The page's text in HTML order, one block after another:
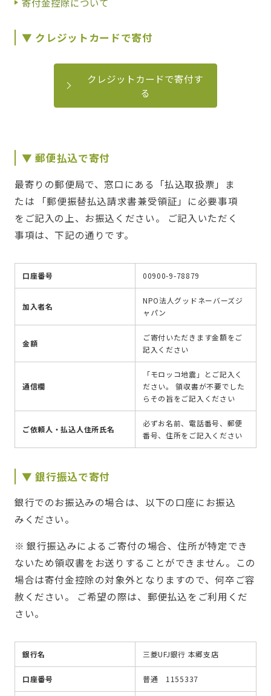
▼ クレジットカードで寄付
クレジットカードで寄付す
る
▼ 郵便払込で寄付
最寄りの郵便局で、窓口にある「払込取扱票」ま
たは 「郵便振替払込請求書兼受領証」に必要事項
をご記入の上、お振込ください。 ご記入いただく
事項は、下記の通りです。
口座番号 00900-9-78879
加入者名
NPO法人グッドネーバーズジ
ャパン
金額
ご寄付いただきます金額をご
記入ください
通信欄
「モロッコ地震」とご記入く
ださい。 領収書が不要でした
らその旨をご記入ください
ご依頼人・払込人住所氏名
必ずお名前、電話番号、郵便
番号、住所をご記入ください
▼ 銀行振込で寄付
銀行でのお振込みの場合は、以下の口座にお振込
みください。
※ 銀行振込みによるご寄付の場合、住所が特定でき
ないため領収書をお送りすることができません。この
場合は寄付金控除の対象外となりますので、何卒ご容
赦ください。 ご希望の際は、郵便払込をご利用くだ
さい。
銀行名 三菱UFJ銀行 本郷支店
口座番号 普通 1155337